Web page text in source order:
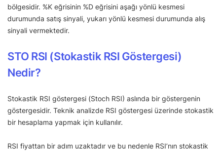
bölgesidir. %K eğrisinin %D eğrisini aşağı yönlü kesmesi
durumunda satış sinyali, yukarı yönlü kesmesi durumunda alış
sinyali vermektedir.
STO RSI (Stokastik RSI Göstergesi)
Nedir?
Stokastik RSI göstergesi (Stoch RSI) aslında bir göstergenin
göstergesidir. Teknik analizde RSI göstergesi üzerinde stokastik
bir hesaplama yapmak için kullanılır.
RSI fiyattan bir adım uzaktadır ve bu nedenle RSI’nın stokastik